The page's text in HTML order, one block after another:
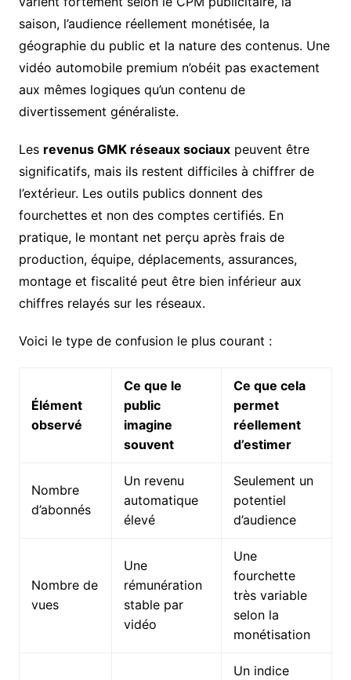
saison, l’audience réellement monétisée, la
géographie du public et la nature des contenus. Une
vidéo automobile premium n’obéit pas exactement
aux mêmes logiques qu’un contenu de
divertissement généraliste.
Les revenus GMK réseaux sociauxpeuvent être
significatifs, mais ils restent difficiles à chiffrer de
l’extérieur. Les outils publics donnent des
fourchettes et non des comptes certifiés. En
pratique, le montant net perçu après frais de
production, équipe, déplacements, assurances,
montage et fiscalité peut être bien inférieur aux
chiffres relayés sur les réseaux.
Voici le type de confusion le plus courant :
Élément
observé
Ce que le
public
imagine
souvent
Ce que cela
permet
réellement
d’estimer
Nombre
d’abonnés
Un revenu
automatique
élevé
Seulement un
potentiel
d’audience
Nombre de
vues
Une
rémunération
stable par
vidéo
Une
fourchette
très variable
selon la
monétisation
Un indice